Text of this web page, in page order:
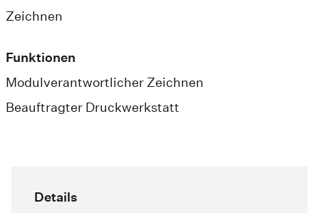
Zeichnen
Funktionen
Modulverantwortlicher Zeichnen
Beauftragter Druckwerkstatt
Details